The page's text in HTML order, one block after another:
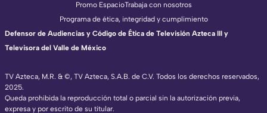
TV Azteca, M.R. & ©, TV Azteca, S.A.B. de C.V. Todos los derechos reservados,
2025.
Queda prohibida la reproducción total o parcial sin la autorización previa,
expresa y por escrito de su titular.
Promo EspacioTrabaja con nosotros
Programa de ética, integridad y cumplimiento
Defensor de Audiencias y Código de Ética de Televisión Azteca III y
Televisora del Valle de México